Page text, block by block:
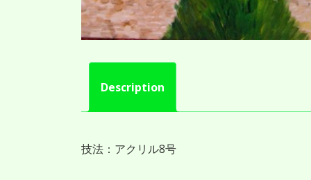
Description
技法：アクリル8号